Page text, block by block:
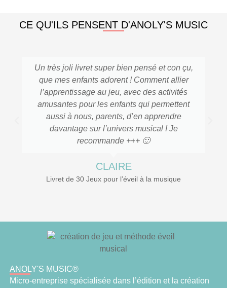
CE QU'ILS PENSENT D'ANOLY'S MUSIC
Un très joli livret super bien pensé et con çu,
que mes enfants adorent ! Comment allier
l’apprentissage au jeu, avec des activités
amusantes pour les enfants qui permettent
aussi à nous, parents, d’en apprendre
davantage sur l’univers musical ! Je
recommande +++ 🙂
CLAIRE
Livret de 30 Jeux pour l’éveil à la musique
ANOLY'S MUSIC®
Micro-entreprise spécialisée dans l’édition et la création